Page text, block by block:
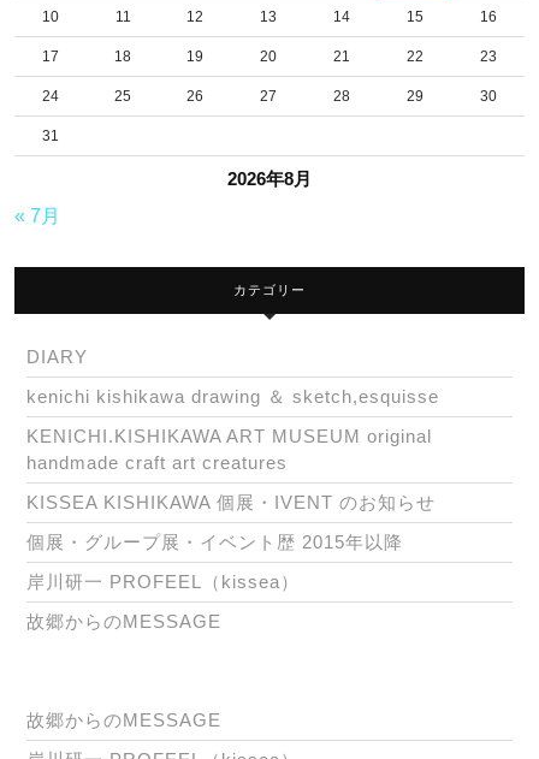
2026年8月
10 11 12 13 14 15 16
17 18 19 20 21 22 23
24 25 26 27 28 29 30
31
« 7月
カテゴリー
DIARY
kenichi kishikawa drawing ＆ sketch,esquisse
KENICHI.KISHIKAWA ART MUSEUM original
handmade craft art creatures
KISSEA KISHIKAWA 個展・IVENT のお知らせ
個展・グループ展・イベント歴 2015年以降
岸川研一 PROFEEL（kissea）
故郷からのMESSAGE
故郷からのMESSAGE